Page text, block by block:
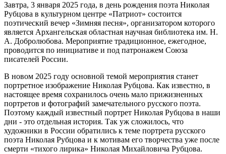
Завтра, 3 января 2025 года, в день рождения поэта Николая
Рубцова в культурном центре «Патриот» состоится
поэтический вечер «Зимняя песня», организатором которого
является Архангельская областная научная библиотека им. Н.
А. Добролюбова. Мероприятие традиционное, ежегодное,
проводится по инициативе и под патронажем Союза
писателей России.
В новом 2025 году основной темой мероприятия станет
портретное изображение Николая Рубцова. Как известно, в
настоящее время сохранилось очень мало прижизненных
портретов и фотографий замечательного русского поэта.
Поэтому каждый известный портрет Николая Рубцова в наши
дни - это отдельная история. Так уж сложилось, что
художники в России обратились к теме портрета русского
поэта Николая Рубцова и к мотивам его творчества уже после
смерти «тихого лирика» Николая Михайловича Рубцова.